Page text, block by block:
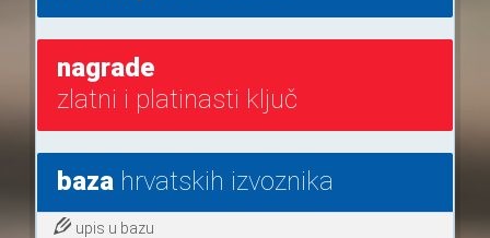
nagrade
zlatni i platinasti ključ
bazahrvatskih izvoznika
upis u bazu